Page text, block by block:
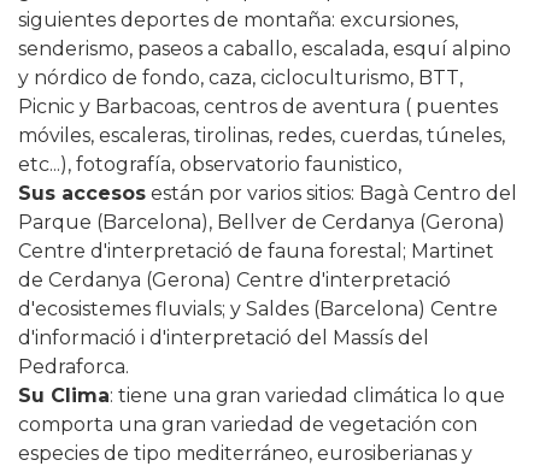
siguientes deportes de montaña: excursiones,
senderismo, paseos a caballo, escalada, esquí alpino
y nórdico de fondo, caza, cicloculturismo, BTT,
Picnic y Barbacoas, centros de aventura ( puentes
móviles, escaleras, tirolinas, redes, cuerdas, túneles,
etc...), fotografía, observatorio faunistico,
Sus accesos están por varios sitios: Bagà Centro del
Parque (Barcelona), Bellver de Cerdanya (Gerona)
Centre d'interpretació de fauna forestal; Martinet
de Cerdanya (Gerona) Centre d'interpretació
d'ecosistemes fluvials; y Saldes (Barcelona) Centre
d'informació i d'interpretació del Massís del
Pedraforca.
Su Clima: tiene una gran variedad climática lo que
comporta una gran variedad de vegetación con
especies de tipo mediterráneo, eurosiberianas y